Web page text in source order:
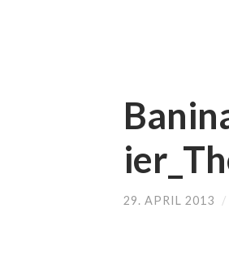
29. APRIL 2013 /